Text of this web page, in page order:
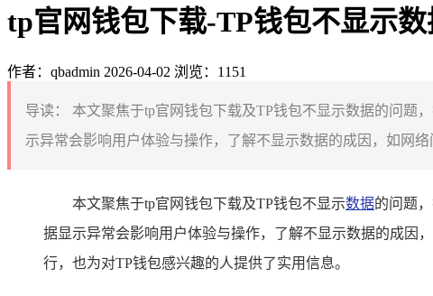
tp官网钱包下载-TP钱包不显示
作者：qbadmin 2026-04-02 浏览：1151
导读：
本文聚焦于tp官网钱包下载及TP钱包不显示数据的问题
示异常会影响用户体验与操作，了解不显示数据的成因，如网
本文聚焦于tp官网钱包下载及TP钱包不显示数据的问题
据显示异常会影响用户体验与操作，了解不显示数据的成因
行，也为对TP钱包感兴趣的人提供了实用信息。